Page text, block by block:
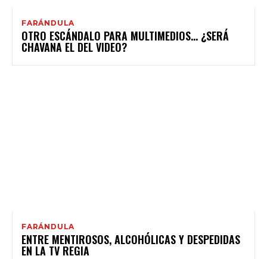
FARÁNDULA
OTRO ESCÁNDALO PARA MULTIMEDIOS… ¿SERÁ
CHAVANA EL DEL VIDEO?
FARÁNDULA
ENTRE MENTIROSOS, ALCOHÓLICAS Y DESPEDIDAS
EN LA TV REGIA